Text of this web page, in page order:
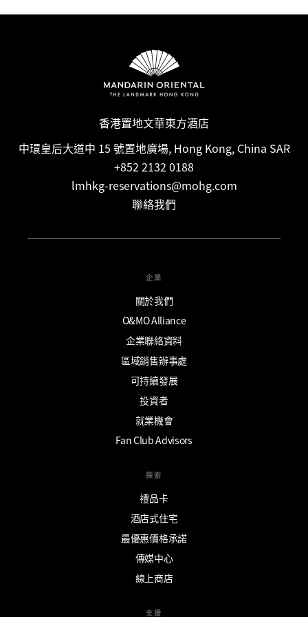
while some bookings may be non-refundable. Full
香港置地文華東方酒店
中環皇后大道中 15 號置地廣場, Hong Kong, China SAR
+852 2132 0188
lmhkg-reservations@mohg.com
聯絡我們
企業
關於我們
O&MO Alliance
企業聯絡資料
區域銷售辦事處
可持續發展
投資者
就業機會
Fan Club Advisors
探索
禮品卡
酒店式住宅
最優惠價格承諾
傳媒中心
線上商店
支援